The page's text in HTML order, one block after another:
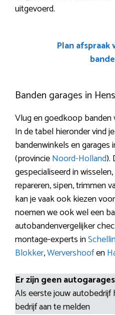
uitgevoerd.
Plan
Banden garages in
Vlug en goedkoop banden
In de tabel hieronder vind
bandenwinkels en garages
(provincieNoord-Holland).
gespecialiseerd in
repareren, sipen, trimmen
kan je vaak ook kiezen
noemen we ook wel een
autobandenvergelijker
montage-experts in
Blokker,Wervershoofen
Er zijn geen
Als eerste jouw autobedrijf
bedrijf aan te melden